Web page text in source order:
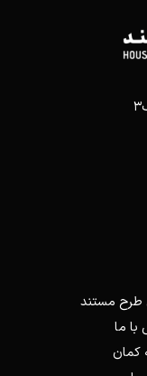
طرح مستند
ما
کمان